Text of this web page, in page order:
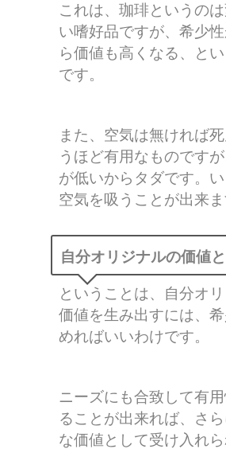
これは、珈琲というの
い嗜好品ですが、希少
ら価値も高くなる、と
です。
また、空気は無ければ
うほど有用なものです
が低いからタダです。
空気を吸うことが出来ま
自分オリジナルの価値
ということは、自分オ
価値を生み出すには、
めればいいわけです。
ニーズにも合致して有
ることが出来れば、さ
な価値として受け入れ